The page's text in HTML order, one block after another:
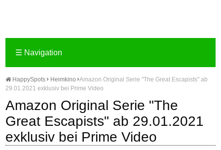
☰ Navigation
HappySpots Heimkino Amazon Original Serie "The Great Escapists" ab
29.01.2021 exklusiv bei Prime Video
Amazon Original Serie "The
Great Escapists" ab 29.01.2021
exklusiv bei Prime Video